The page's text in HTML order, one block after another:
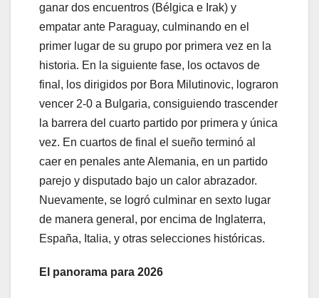
ganar dos encuentros (Bélgica e Irak) y
empatar ante Paraguay, culminando en el
primer lugar de su grupo por primera vez en la
historia. En la siguiente fase, los octavos de
final, los dirigidos por Bora Milutinovic, lograron
vencer 2-0 a Bulgaria, consiguiendo trascender
la barrera del cuarto partido por primera y única
vez. En cuartos de final el sueño terminó al
caer en penales ante Alemania, en un partido
parejo y disputado bajo un calor abrazador.
Nuevamente, se logró culminar en sexto lugar
de manera general, por encima de Inglaterra,
España, Italia, y otras selecciones históricas.
El panorama para 2026